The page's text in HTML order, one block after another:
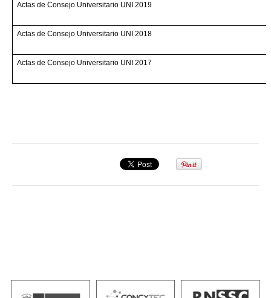
Actas de Consejo Universitario UNI 2019
Actas de Consejo Universitario UNI 2018
Actas de Consejo Universitario UNI 2017